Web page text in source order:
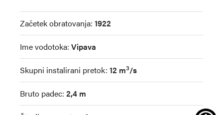
Začetek obratovanja: 1922
Ime vodotoka: Vipava
Skupni instalirani pretok: 12 m3/s
Bruto padec: 2,4 m